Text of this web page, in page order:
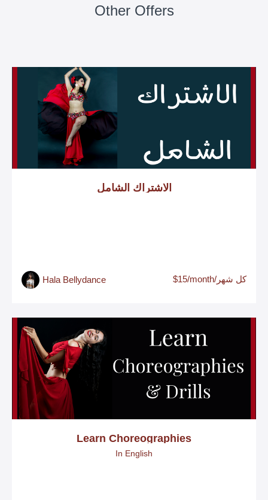
Other Offers
الاشتراك الشامل
Hala Bellydance $15/month/كل شهر
Learn Choreographies
In English